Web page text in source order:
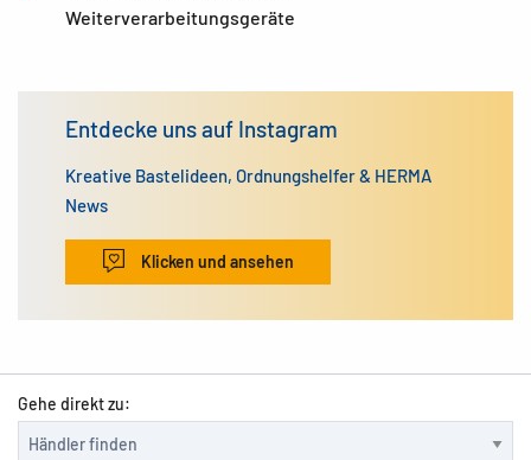
Weiterverarbeitungsgeräte
Entdecke uns auf Instagram
Kreative Bastelideen, Ordnungshelfer & HERMA
News
Klicken und ansehen
Gehe direkt zu: